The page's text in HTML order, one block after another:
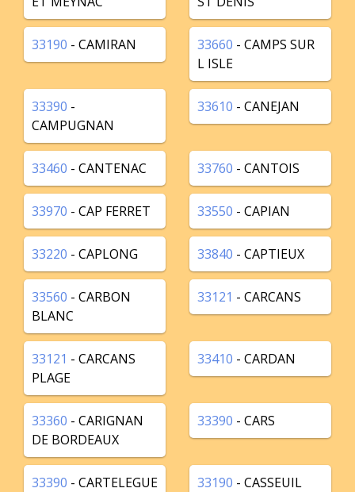
33190 - CAMIRAN 33660 - CAMPS SUR
L ISLE
33390 -
CAMPUGNAN
33610 - CANEJAN
33460 - CANTENAC 33760 - CANTOIS
33970 - CAP FERRET 33550 - CAPIAN
33220 - CAPLONG 33840 - CAPTIEUX
33560 - CARBON
BLANC
33121 - CARCANS
33121 - CARCANS
PLAGE
33410 - CARDAN
33360 - CARIGNAN
DE BORDEAUX
33390 - CARS
33390 - CARTELEGUE 33190 - CASSEUIL